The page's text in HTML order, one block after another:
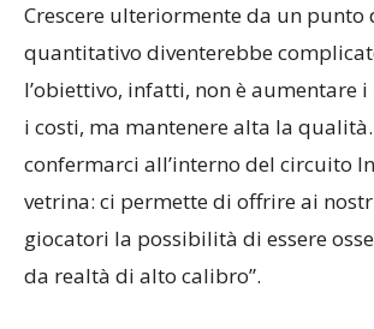
Crescere ulteriormente da un punto
quantitativo diventerebbe
l’obiettivo, infatti, non è aumentare
i costi, ma mantenere alta la
confermarci all’interno del circuito
vetrina: ci permette di offrire ai
giocatori la possibilità di essere
da realtà di alto calibro”.